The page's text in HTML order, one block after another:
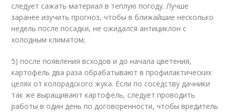
следует сажать материал в теплую погоду. Лучше
заранее изучить прогноз, чтобы в ближайшие несколько
недель после посадки, не ожидался антициклон с
холодным климатом;
5) после появления всходов и до начала цветения,
картофель два раза обрабатывают в профилактических
целях от колорадского жука. Если по соседству дачники
так же выращивают картофель, следует проводить
работы в один день по договоренности, чтобы вредитель